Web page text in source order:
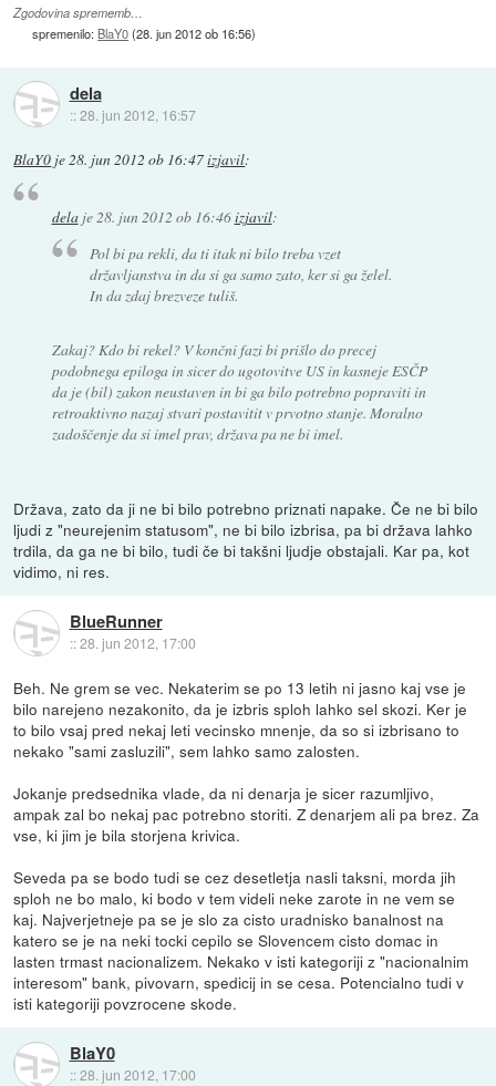
Zgodovina sprememb…
spremenilo: BlaY0(28. jun 2012 ob 16:56)
dela
::28. jun 2012, 16:57
BlaY0 je28. jun 2012 ob 16:47izjavil:
delaje28. jun 2012 ob 16:46izjavil:
Pol bi pa rekli, da ti itak ni bilo treba vzet
državljanstva in da si ga samo zato, ker si ga želel.
In da zdaj brezveze tuliš.
Zakaj? Kdo bi rekel? V končni fazi bi prišlo do precej
podobnega epiloga in sicer do ugotovitve US in kasneje ESČP
da je (bil) zakon neustaven in bi ga bilo potrebno popraviti in
retroaktivno nazaj stvari postavitit v prvotno stanje. Moralno
zadoščenje da si imel prav, država pa ne bi imel.
Država, zato da ji ne bi bilo potrebno priznati napake. Če ne bi bilo
ljudi z "neurejenim statusom", ne bi bilo izbrisa, pa bi država lahko
trdila, da ga ne bi bilo, tudi če bi takšni ljudje obstajali. Kar pa, kot
vidimo, ni res.
BlueRunner
::28. jun 2012, 17:00
Beh. Ne grem se vec. Nekaterim se po 13 letih ni jasno kaj vse je
bilo narejeno nezakonito, da je izbris sploh lahko sel skozi. Ker je
to bilo vsaj pred nekaj leti vecinsko mnenje, da so si izbrisano to
nekako "sami zasluzili", sem lahko samo zalosten.
Jokanje predsednika vlade, da ni denarja je sicer razumljivo,
ampak zal bo nekaj pac potrebno storiti. Z denarjem ali pa brez. Za
vse, ki jim je bila storjena krivica.
Seveda pa se bodo tudi se cez desetletja nasli taksni, morda jih
sploh ne bo malo, ki bodo v tem videli neke zarote in ne vem se
kaj. Najverjetneje pa se je slo za cisto uradnisko banalnost na
katero se je na neki tocki cepilo se Slovencem cisto domac in
lasten trmast nacionalizem. Nekako v isti kategoriji z "nacionalnim
interesom" bank, pivovarn, spedicij in se cesa. Potencialno tudi v
isti kategoriji povzrocene skode.
BlaY0
::28. jun 2012, 17:00